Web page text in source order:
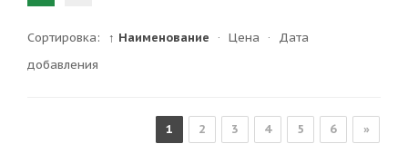
Сортировка: ↑ Наименование · Цена ·
Дата
добавления
1 2 3 4 5 6 »